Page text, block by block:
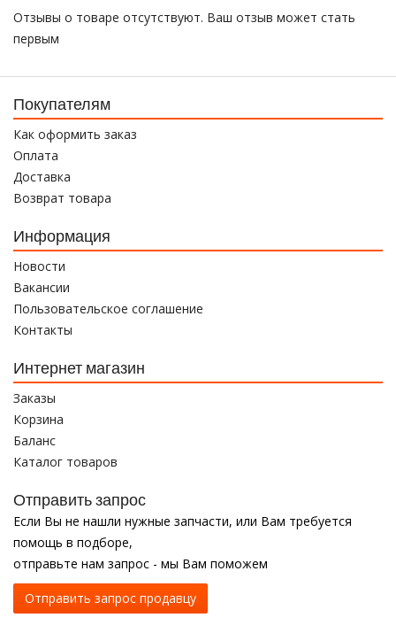
Отзывы о товаре отсутствуют. Ваш отзыв может стать
первым
Покупателям
Как оформить заказ
Оплата
Доставка
Возврат товара
Информация
Новости
Вакансии
Пользовательское соглашение
Контакты
Интернет магазин
Заказы
Корзина
Баланс
Каталог товаров
Отправить запрос
Если Вы не нашли нужные запчасти, или Вам требуется
помощь в подборе,
отправьте нам запрос - мы Вам поможем
Отправить запрос продавцу